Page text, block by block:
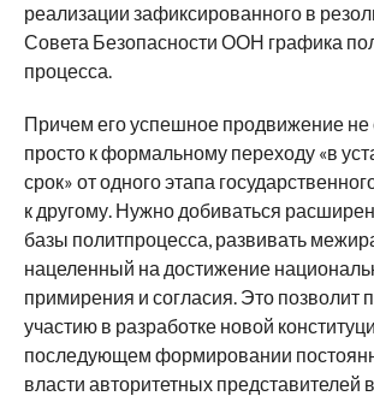
реализации зафиксированного в
Совета Безопасности ООН графика
процесса.
Причем его успешное продвижение не
просто к формальному переходу «в
срок» от одного этапа
к другому. Нужно добиваться
базы политпроцесса, развивать
нацеленный на достижение
примирения и согласия. Это позволит
участию в разработке новой
последующем формировании
власти авторитетных представителей